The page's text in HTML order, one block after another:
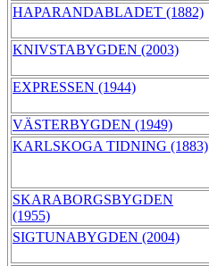
HAPARANDABLADET (1882)
KNIVSTABYGDEN (2003)
EXPRESSEN (1944)
VÄSTERBYGDEN (1949)
KARLSKOGA TIDNING (1883)
SKARABORGSBYGDEN
(1955)
SIGTUNABYGDEN (2004)